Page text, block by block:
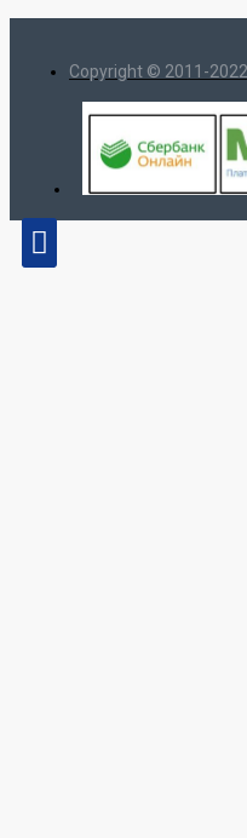
Copyright © 2011-